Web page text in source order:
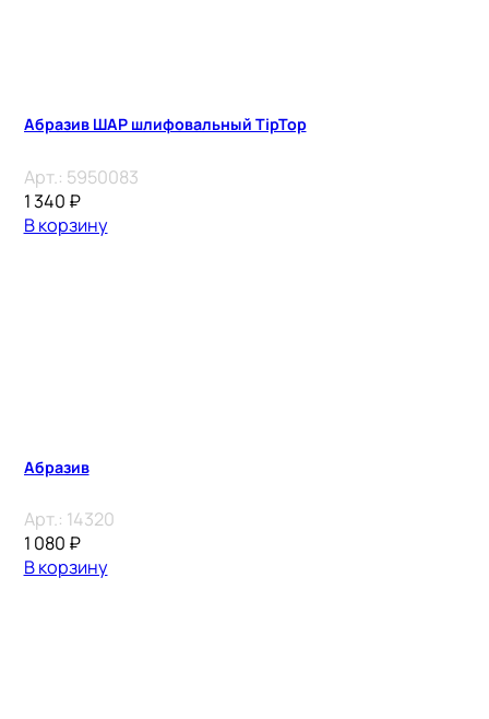
Абразив ШАР шлифовальный TipTop
Арт.: 5950083
1 340 ₽
В корзину
Абразив
Арт.: 14320
1 080 ₽
В корзину